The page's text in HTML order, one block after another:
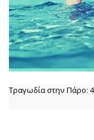
Τραγωδία στην Πάρο: